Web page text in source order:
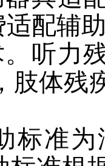
配辅
听力
肢体残
准为